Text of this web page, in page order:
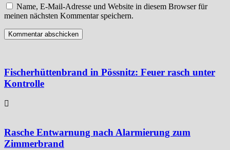
Name, E-Mail-Adresse und Website in diesem Browser für
meinen nächsten Kommentar speichern.
Fischerhüttenbrand in Pössnitz: Feuer rasch unter
Kontrolle
Rasche Entwarnung nach Alarmierung zum
Zimmerbrand